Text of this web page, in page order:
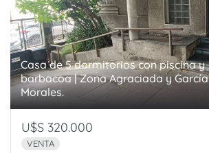
Casa de 5 dormitorios con piscina y
barbacoa | Zona Agraciada y García
Morales.
U$S 320.000
VENTA